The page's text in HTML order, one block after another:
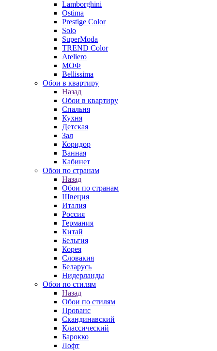
Lamborghini
Ostima
Prestige Color
Solo
SuperModa
TREND Color
Ateliero
МОФ
Bellissima
Обои в квартиру
Назад
Обои в квартиру
Спальня
Кухня
Детская
Зал
Коридор
Ванная
Кабинет
Обои по странам
Назад
Обои по странам
Швеция
Италия
Россия
Германия
Китай
Бельгия
Корея
Словакия
Беларусь
Нидерланды
Обои по стилям
Назад
Обои по стилям
Прованс
Скандинавский
Классический
Барокко
Лофт